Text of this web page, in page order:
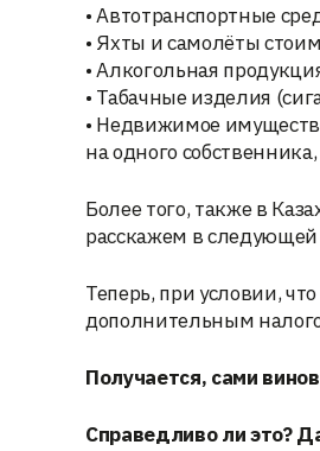
• Автотранспортные
• Яхты и самолёты
• Алкогольная
• Табачные изделия
• Недвижимое
на одного
Более того, также в
расскажем в следующей
Теперь, при условии,
дополнительным
Получается, сами
Справедливо ли это?